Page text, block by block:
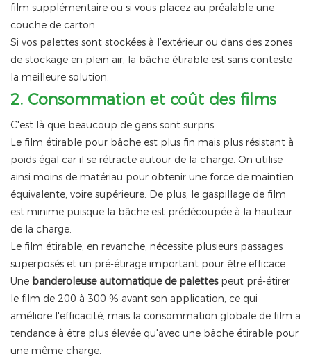
film supplémentaire ou si vous placez au préalable une
couche de carton.
Si vos palettes sont stockées à l'extérieur ou dans des zones
de stockage en plein air, la bâche étirable est sans conteste
la meilleure solution.
2. Consommation et coût des films
C'est là que beaucoup de gens sont surpris.
Le film étirable pour bâche est plus fin mais plus résistant à
poids égal car il se rétracte autour de la charge. On utilise
ainsi moins de matériau pour obtenir une force de maintien
équivalente, voire supérieure. De plus, le gaspillage de film
est minime puisque la bâche est prédécoupée à la hauteur
de la charge.
Le film étirable, en revanche, nécessite plusieurs passages
superposés et un pré-étirage important pour être efficace.
Une banderoleuse automatique de palettes peut pré-étirer
le film de 200 à 300 % avant son application, ce qui
améliore l'efficacité, mais la consommation globale de film a
tendance à être plus élevée qu'avec une bâche étirable pour
une même charge.